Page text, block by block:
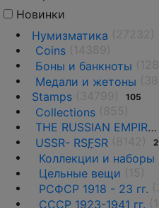
Новинки
Нумизматика
Coins
Боны и банкноты
Медали и жетоны
Stamps
105
Collections
THE RUSSIAN EMPIRE UNTIL 1917.
USSR- RSFSR 2
Коллекции и наборы
Цельные вещи
РСФСР 1918 - 23 гг.
СССР 1923-1941 гг.